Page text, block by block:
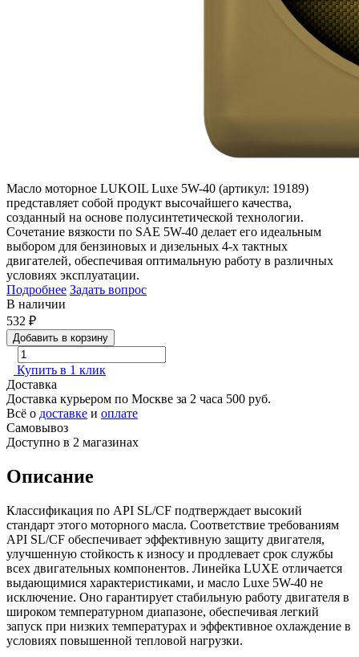
Масло моторное LUKOIL Luxe 5W-40 (артикул: 19189)
представляет собой продукт высочайшего качества,
созданный на основе полусинтетической технологии.
Сочетание вязкости по SAE 5W-40 делает его идеальным
выбором для бензиновых и дизельных 4-х тактных
двигателей, обеспечивая оптимальную работу в различных
условиях эксплуатации.
Подробнее Задать вопрос
В наличии
532 ₽
Добавить в корзину
Купить в 1 клик
Доставка
Доставка курьером по Москве за 2 часа 500 руб.
Всё о доставке и оплате
Самовывоз
Доступно в 2 магазинах
Описание
Классификация по API SL/CF подтверждает высокий
стандарт этого моторного масла. Соответствие требованиям
API SL/CF обеспечивает эффективную защиту двигателя,
улучшенную стойкость к износу и продлевает срок службы
всех двигательных компонентов. Линейка LUXE отличается
выдающимися характеристиками, и масло Luxe 5W-40 не
исключение. Оно гарантирует стабильную работу двигателя в
широком температурном диапазоне, обеспечивая легкий
запуск при низких температурах и эффективное охлаждение в
условиях повышенной тепловой нагрузки.